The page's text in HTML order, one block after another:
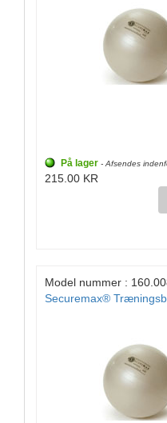
På lager - Afsendes
215.00 KR
Model nummer :
Securemax®